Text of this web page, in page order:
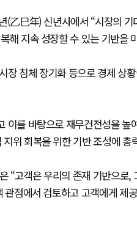
(乙巳年) 신년사에서 “시장의
해 지속 성장할 수 있는 기반을
장 침체 장기화 등으로 경제 상
이를 바탕으로 재무건전성을
위 회복을 위한 기반 조성에 총
“고객은 우리의 존재 기반으로
점에서 검토하고 고객에게 제